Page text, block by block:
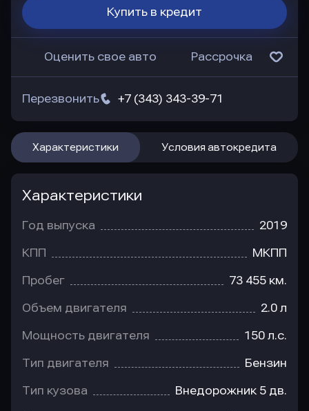
Купить в кредит
Оценить свое авто Рассрочка
+7 (343) 343-39-71
Перезвонить
Характеристики Условия автокредита
Характеристики
Год выпуска 2019
КПП МКПП
Пробег 73 455 км.
Объем двигателя 2.0 л
Мощность двигателя 150 л.с.
Тип двигателя Бензин
Тип кузова Внедорожник 5 дв.